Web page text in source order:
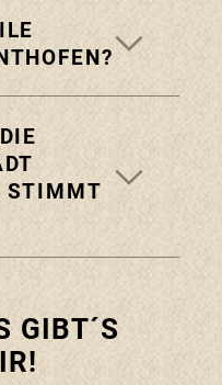
STIMMT
GIBT´S